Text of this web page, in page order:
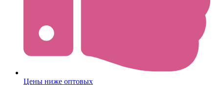
Цены ниже оптовых